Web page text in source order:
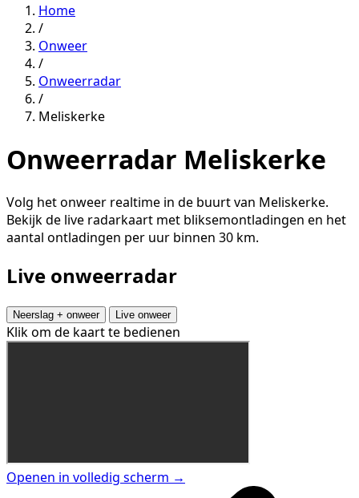
Home
/
Onweer
/
Onweerradar
/
Meliskerke
Onweerradar Meliskerke
Volg het onweer realtime in de buurt van Meliskerke.
Bekijk de live radarkaart met bliksemontladingen en het
aantal ontladingen per uur binnen 30 km.
Live onweerradar
Neerslag + onweer Live onweer
Klik om de kaart te bedienen
Openen in volledig scherm →